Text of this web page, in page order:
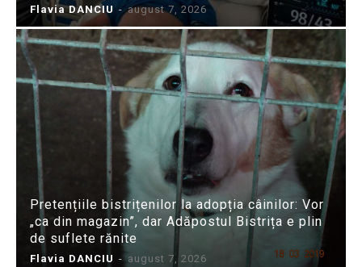
Flavia DANCIU - august 7, 2026
Pretențiile bistrițenilor la adopția câinilor: Vor
„ca din magazin”, dar Adăpostul Bistrița e plin
de suflete rănite
Flavia DANCIU - august 7, 2026